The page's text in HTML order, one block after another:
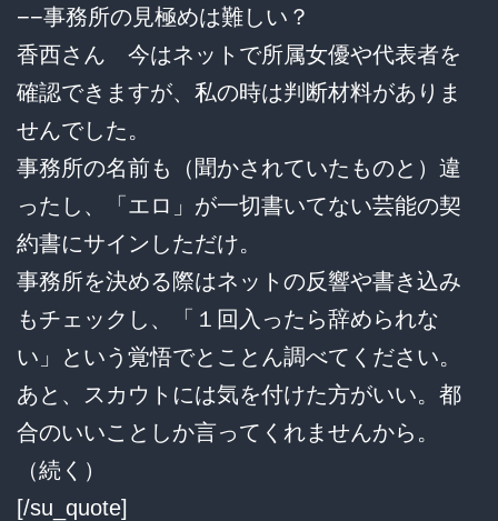
−−事務所の見極めは難しい？
香西さん 今はネットで所属女優や代表者を
確認できますが、私の時は判断材料がありま
せんでした。
事務所の名前も（聞かされていたものと）違
ったし、「エロ」が一切書いてない芸能の契
約書にサインしただけ。
事務所を決める際はネットの反響や書き込み
もチェックし、「１回入ったら辞められな
い」という覚悟でとことん調べてください。
あと、スカウトには気を付けた方がいい。都
合のいいことしか言ってくれませんから。
（続く）
[/su_quote]